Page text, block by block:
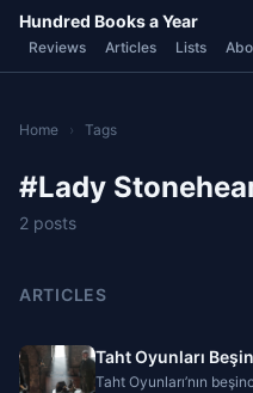
Hundred Books a Year
Reviews Articles Lists
Home › Tags
#Lady
2 posts
ARTICLES
Taht Oyunları
Taht Oyunları’nın